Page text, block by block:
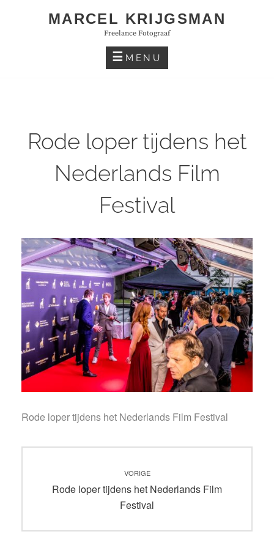
MARCEL KRIJGSMAN
Freelance Fotograaf
MENU
Rode loper tijdens het
Nederlands Film
Festival
Rode loper tijdens het Nederlands Film Festival
navigatie
VORIGE
Vorig
Rode loper tijdens het Nederlands Film
Festival